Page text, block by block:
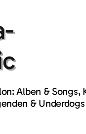
Alben & Songs,
& Underdogs